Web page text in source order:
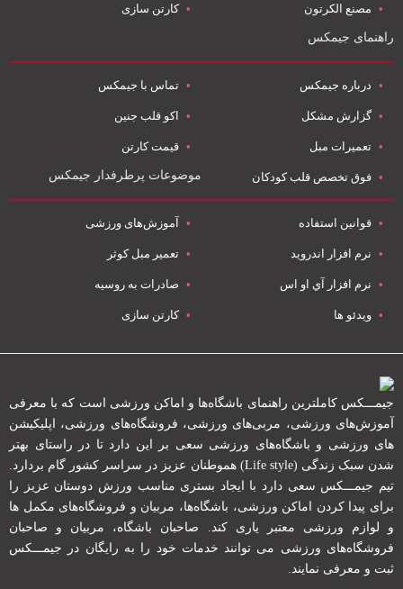
مصنع الکرتون کارتن سازی
راهنمای جیمکس
درباره جیمکس تماس با جیمکس
گزارش مشکل اکو قلب جنین
تعمیرات مبل قیمت کارتن
فوق تخصص قلب کودکان موضوعات پرطرفدار جیمکس
قوانین استفاده آموزش‌های ورزشی
نرم افزار اندروید تعمیر مبل کوثر
نرم افزار آي او اس صادرات به روسیه
ویدئو ها کارتن سازی
جیمـــکس کاملترین راهنمای باشگاه‌ها و اماکن ورزشی است که با معرفی
آموزش‌های ورزشی، مربی‌های ورزشی، فروشگاه‌های ورزشی، اپلیکیشن
های ورزشی و باشگاه‌های ورزشی سعی بر این دارد تا در راستای بهتر
شدن سبک زندگی (Life style) هموطنان عزیز در سراسر کشور گام بردارد.
تیم جیمـــکس سعی دارد با ایجاد بستری مناسب ورزش دوستان عزیز را
برای پیدا کردن اماکن ورزشی، باشگاه‌ها، مربیان و فروشگاه‌های مکمل ها
و لوازم ورزشی معتبر یاری کند. صاحبان باشگاه‌، مربیان و صاحبان
فروشگاه‌های ورزشی می توانند خدمات خود را به رایگان در جیمـــکس
ثبت و معرفی نمایند.